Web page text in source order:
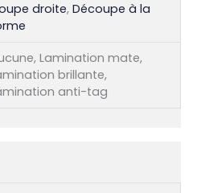
droite, Découpe à la
Lamination mate,
brillante,
anti-tag